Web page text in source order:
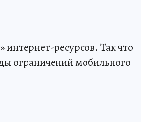
ресурсов. Так что
ограничений мобильного